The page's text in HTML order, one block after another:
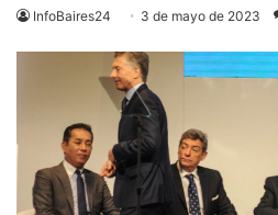
InfoBaires24 3 de mayo de 2023